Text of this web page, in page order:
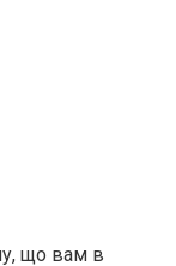
що вам в